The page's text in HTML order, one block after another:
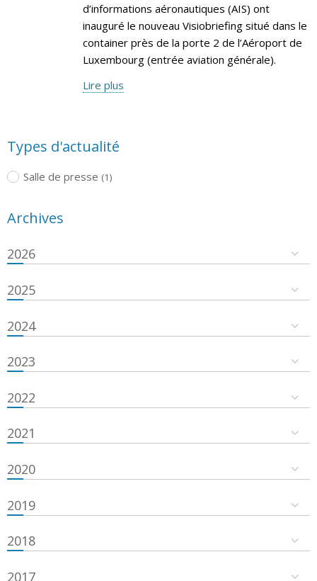
d’informations aéronautiques (AIS) ont
inauguré le nouveau Visiobriefing situé dans le
container près de la porte 2 de l’Aéroport de
Luxembourg (entrée aviation générale).
Lire plus
Types d'actualité
Salle de presse (1)
Archives
2026
2025
2024
2023
2022
2021
2020
2019
2018
2017